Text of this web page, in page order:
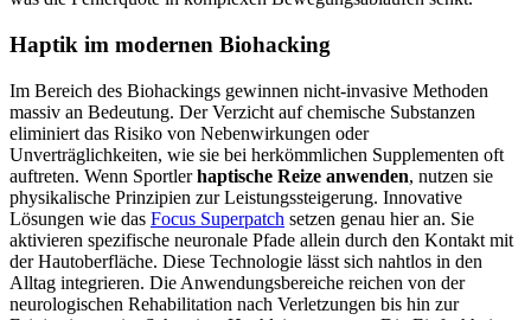
Haptik im modernen Biohacking
Im Bereich des Biohackings gewinnen nicht-invasive Methoden
massiv an Bedeutung. Der Verzicht auf chemische Substanzen
eliminiert das Risiko von Nebenwirkungen oder
Unverträglichkeiten, wie sie bei herkömmlichen Supplementen oft
auftreten. Wenn Sportlerhaptische Reize anwenden, nutzen sie
physikalische Prinzipien zur Leistungssteigerung. Innovative
Lösungen wie das Focus Superpatch setzen genau hier an. Sie
aktivieren spezifische neuronale Pfade allein durch den Kontakt mit
der Hautoberfläche. Diese Technologie lässt sich nahtlos in den
Alltag integrieren. Die Anwendungsbereiche reichen von der
neurologischen Rehabilitation nach Verletzungen bis hin zur